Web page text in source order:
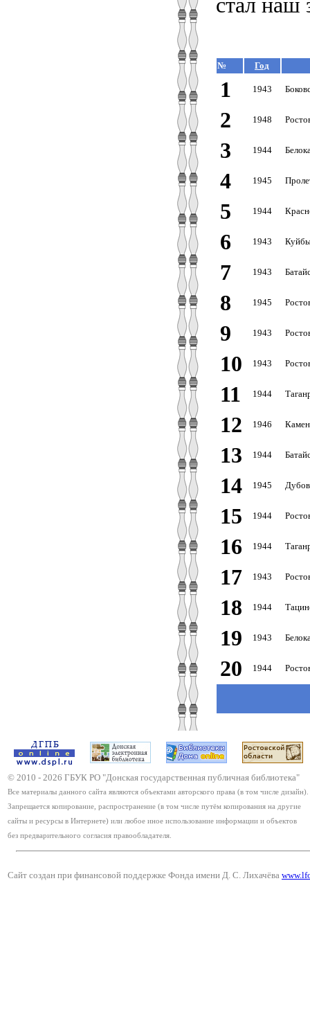
№ Год
1 1943
2 1948
3 1944
4 1945
5 1944
6 1943
7 1943
8 1945
9 1943
10 1943
11 1944
12 1946
13 1944
14 1945
15 1944
16 1944
17 1943
18 1944
19 1943
20 1944
© 2010 - 2026 ГБУК РО "Донская государственная публичная библиотека"
Все материалы данного сайта являются объектами авторского права (в том числе дизайн).
Запрещается копирование, распространение (в том числе путём копирования на другие
сайты и ресурсы в Интернете) или любое иное использование информации и объектов
без предварительного согласия правообладателя.
Сайт создан при финансовой поддержке Фонда имени Д. С. Лихачёва